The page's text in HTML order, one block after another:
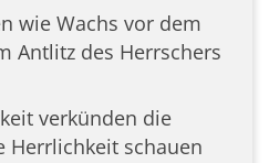
wie Wachs vor dem
Antlitz des Herrschers
verkünden die
Herrlichkeit schauen